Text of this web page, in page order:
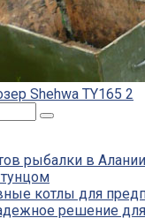
Shehwa TY165 2
рыбалки в
тунцом
котлы для
решение для